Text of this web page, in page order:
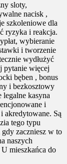
sloty,
nacisk ,
szkoleniowe dla
ryzyka i reakcja.
wybieranie
i tworzenie
wydłużyć
pytanie więcej
bęben , bonus
i bezkosztowy
kasyna
i
akredytowane. Są
tego typu
zaczniesz w to
naszych
mieszkańca do